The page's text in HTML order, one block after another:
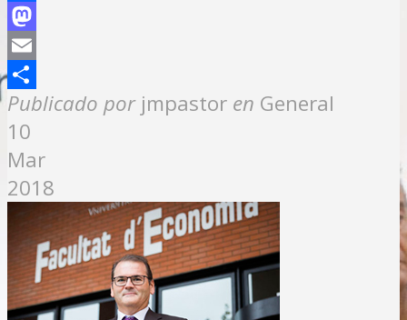
Facebook
Mastodon
Email
Compartir
Publicado por jmpastor en General
10
Mar
2018